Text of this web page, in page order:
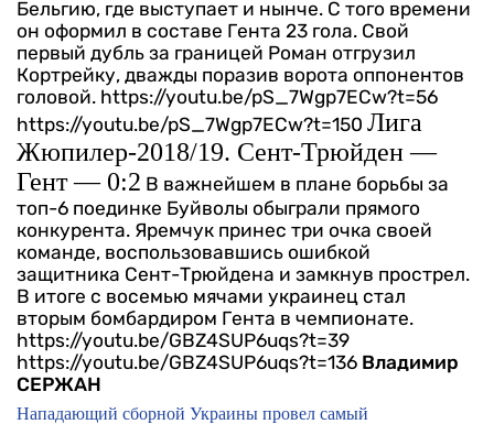
Бельгию, где выступает и нынче. С того времени
он оформил в составе Гента 23 гола. Свой
первый дубль за границей Роман отгрузил
Кортрейку, дважды поразив ворота оппонентов
головой. https://youtu.be/pS_7Wgp7ECw?t=56
https://youtu.be/pS_7Wgp7ECw?t=150 Лига
Жюпилер-2018/19. Сент-Трюйден —
Гент — 0:2 В важнейшем в плане борьбы за
топ-6 поединке Буйволы обыграли прямого
конкурента. Яремчук принес три очка своей
команде, воспользовавшись ошибкой
защитника Сент-Трюйдена и замкнув прострел.
В итоге с восемью мячами украинец стал
вторым бомбардиром Гента в чемпионате.
https://youtu.be/GBZ4SUP6uqs?t=39
https://youtu.be/GBZ4SUP6uqs?t=136 Владимир
СЕРЖАН
Нападающий сборной Украины провел самый